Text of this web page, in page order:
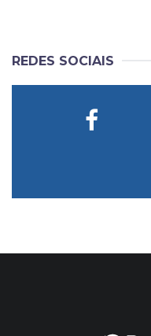
REDES SOCIAIS